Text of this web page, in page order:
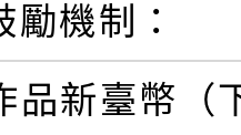
勵機制：
品新臺幣（